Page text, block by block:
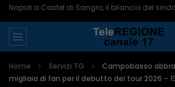
Home Servizi TG
Campobasso
migliaia di fan per il debutto del tour 2026 –